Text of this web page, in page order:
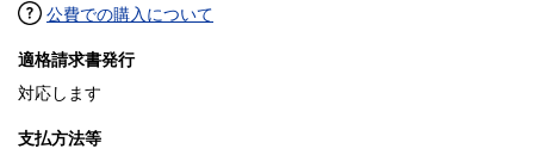
公費での購入について
適格請求書発行
対応します
支払方法等